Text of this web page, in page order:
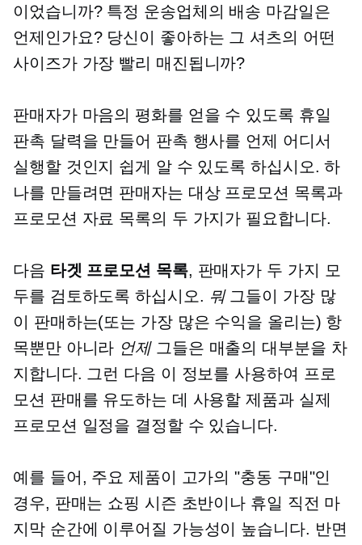
이었습니까? 특정 운송업체의 배송 마감일은
언제인가요? 당신이 좋아하는 그 셔츠의 어떤
사이즈가 가장 빨리 매진됩니까?
판매자가 마음의 평화를 얻을 수 있도록 휴일
판촉 달력을 만들어 판촉 행사를 언제 어디서
실행할 것인지 쉽게 알 수 있도록 하십시오. 하
나를 만들려면 판매자는 대상 프로모션 목록과
프로모션 자료 목록의 두 가지가 필요합니다.
다음 타겟 프로모션 목록, 판매자가 두 가지 모
두를 검토하도록 하십시오. 뭐그들이 가장 많
이 판매하는(또는 가장 많은 수익을 올리는) 항
목뿐만 아니라 언제그들은 매출의 대부분을 차
지합니다. 그런 다음 이 정보를 사용하여 프로
모션 판매를 유도하는 데 사용할 제품과 실제
프로모션 일정을 결정할 수 있습니다.
예를 들어, 주요 제품이 고가의 "충동 구매"인
경우, 판매는 쇼핑 시즌 초반이나 휴일 직전 마
지막 순간에 이루어질 가능성이 높습니다. 반면